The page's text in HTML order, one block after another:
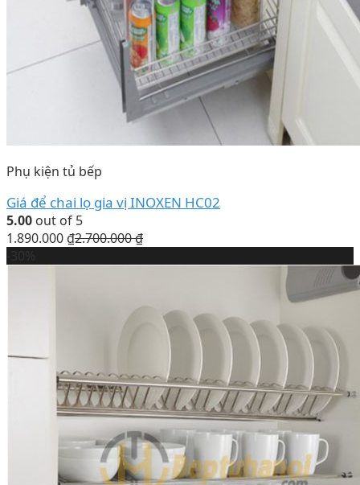
Phụ kiện tủ bếp
Giá để chai lọ gia vị INOXEN HC02
5.00 out of 5
1.890.000 ₫2.700.000₫